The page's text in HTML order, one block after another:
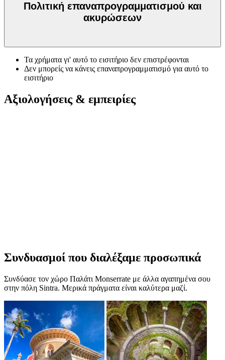
Πολιτική επαναπρογραμματισμού και
ακυρώσεων
Τα χρήματα γι' αυτό το εισιτήριο δεν επιστρέφονται
Δεν μπορείς να κάνεις επαναπρογραμματισμό για αυτό το
εισιτήριο
Αξιολογήσεις & εμπειρίες
Συνδυασμοί που διαλέξαμε προσωπικά
Συνδύασε τον χώρο Παλάτι Monserrate με άλλα αγαπημένα σου
στην πόλη Sintra. Μερικά πράγματα είναι καλύτερα μαζί.